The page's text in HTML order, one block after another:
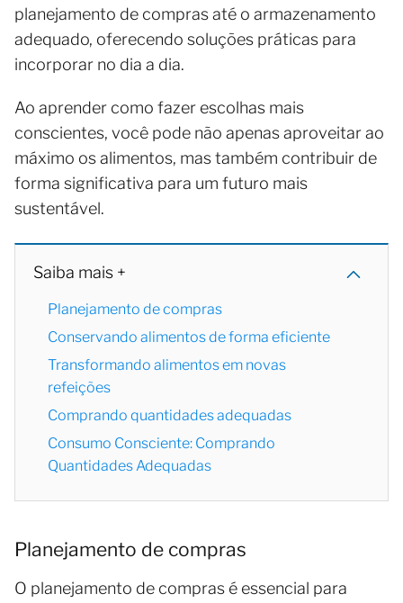
planejamento de compras até o armazenamento
adequado, oferecendo soluções práticas para
incorporar no dia a dia.
Ao aprender como fazer escolhas mais
conscientes, você pode não apenas aproveitar ao
máximo os alimentos, mas também contribuir de
forma significativa para um futuro mais
sustentável.
Saiba mais +
Planejamento de compras
Conservando alimentos de forma eficiente
Transformando alimentos em novas
refeições
Comprando quantidades adequadas
Consumo Consciente: Comprando
Quantidades Adequadas
Planejamento de compras
O planejamento de compras é essencial para